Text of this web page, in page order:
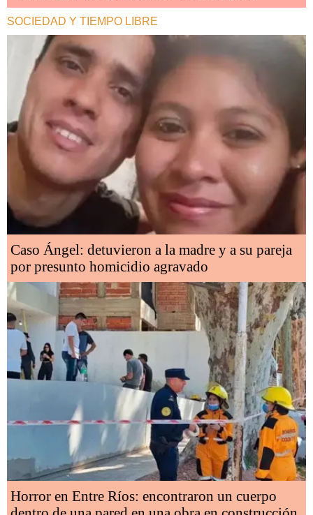
SOCIEDAD Y TIEMPO LIBRE
Caso Ángel: detuvieron a la madre y a su pareja
por presunto homicidio agravado
Horror en Entre Ríos: encontraron un cuerpo